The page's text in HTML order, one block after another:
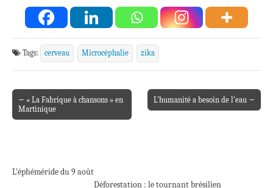
Tags: cerveau Microcéphalie zika
Post navigation
← « La Fabrique à chansons » en
Martinique
L’humanité a besoin de l’eau →
L’éphéméride du 9 août
Déforestation : le tournant brésilien